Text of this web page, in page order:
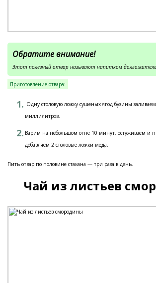
Обратите внимание!
Этот полезный отвар называют напитком
Приготовление отвара:
Одну столовую ложку сушеных ягод бузины
миллилитров.
Варим на небольшом огне 10 минут, остуживаем и
добавляем 2 столовые ложки меда.
Пить отвар по половине стакана — три раза в день.
Чай из листьев